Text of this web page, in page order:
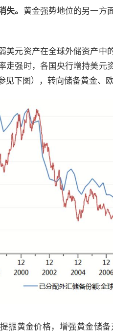
失。 黄金强势地位的另一方
美元资产在全球外储资产
走强时，各国央行增持美
见下图），转向储备黄金、
振黄金价格，增强黄金储